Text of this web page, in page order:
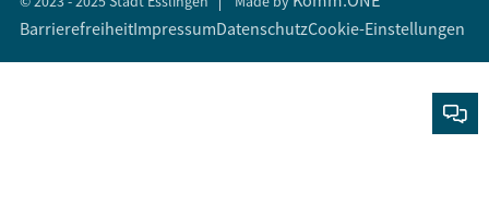
BarrierefreiheitImpressumDatenschutzCookie-Einstellungen